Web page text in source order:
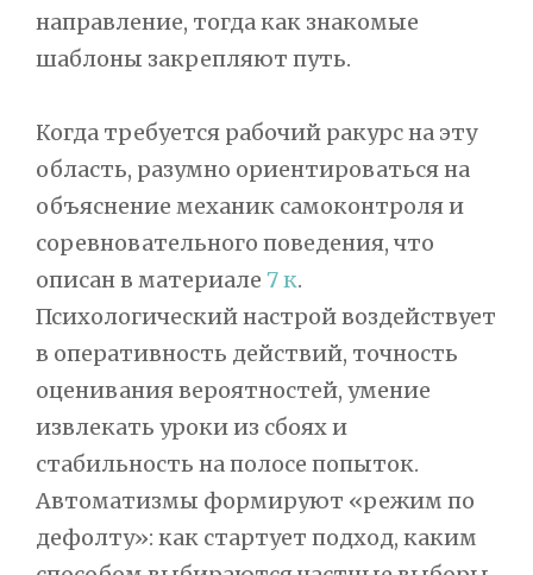
направление, тогда как знакомые
шаблоны закрепляют путь.
Когда требуется рабочий ракурс на эту
область, разумно ориентироваться на
объяснение механик самоконтроля и
соревновательного поведения, что
описан в материале 7 к.
Психологический настрой воздействует
в оперативность действий, точность
оценивания вероятностей, умение
извлекать уроки из сбоях и
стабильность на полосе попыток.
Автоматизмы формируют «режим по
дефолту»: как стартует подход, каким